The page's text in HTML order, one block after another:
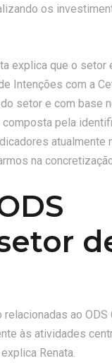
os
explica que o
Intenções com a
setor e com base
pela
atualmente
na
ao ODS
às atividades
Renata.